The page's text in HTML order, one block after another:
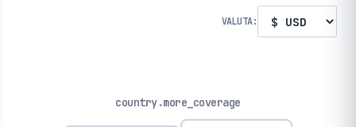
VALUTA:
country.more_coverage